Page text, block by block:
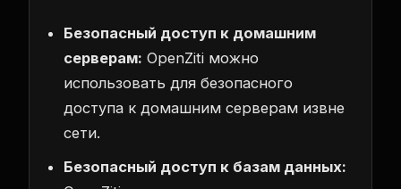
Безопасный доступ к домашним
серверам: OpenZiti можно
использовать для безопасного
доступа к домашним серверам извне
сети.
Безопасный доступ к базам данных: